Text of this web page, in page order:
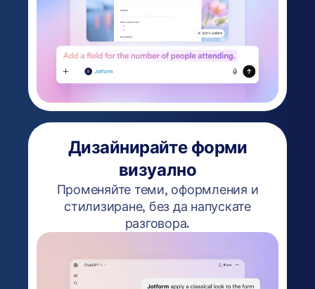
Дизайнирайте форми
визуално
Променяйте теми, оформления и
стилизиране, без да напускате
разговора.